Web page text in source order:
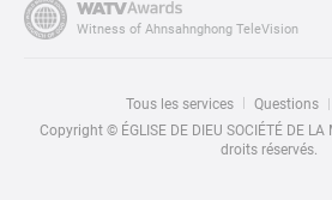
Witness of Ahnsahnghong TeleVision
Tous les services Questions
Copyright © ÉGLISE DE DIEU SOCIÉTÉ DE LA
droits réservés.